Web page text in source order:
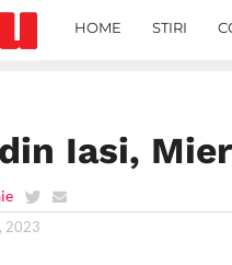
HOME STIRI
Iasi,
2023